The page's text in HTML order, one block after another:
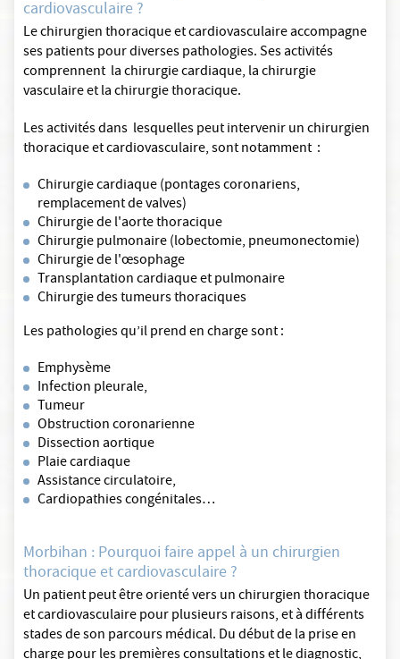
cardiovasculaire ?
Le chirurgien thoracique et cardiovasculaire accompagne
ses patients pour diverses pathologies. Ses activités
comprennent la chirurgie cardiaque, la chirurgie
vasculaire et la chirurgie thoracique.
Les activités dans lesquelles peut intervenir un chirurgien
thoracique et cardiovasculaire, sont notamment :
Chirurgie cardiaque (pontages coronariens,
remplacement de valves)
Chirurgie de l'aorte thoracique
Chirurgie pulmonaire (lobectomie, pneumonectomie)
Chirurgie de l'œsophage
Transplantation cardiaque et pulmonaire
Chirurgie des tumeurs thoraciques
Les pathologies qu’il prend en charge sont :
Emphysème
Infection pleurale,
Tumeur
Obstruction coronarienne
Dissection aortique
Plaie cardiaque
Assistance circulatoire,
Cardiopathies congénitales…
Morbihan : Pourquoi faire appel à un chirurgien
thoracique et cardiovasculaire ?
Un patient peut être orienté vers un chirurgien thoracique
et cardiovasculaire pour plusieurs raisons, et à différents
stades de son parcours médical. Du début de la prise en